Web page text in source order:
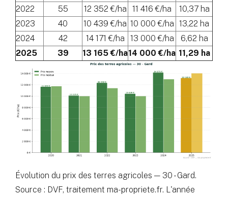
2022
55 12 352 €/ha 11 416 €/ha
10,37 ha
2023
40 10 439 €/ha 10 000 €/ha 13,22 ha
2024
42 14 171 €/ha 13 000 €/ha
6,62 ha
2025
39 13 165 €/ha14 000 €/ha 11,29 ha
Évolution du prix des terres agricoles — 30 - Gard.
Source : DVF, traitement ma-propriete.fr. L'année